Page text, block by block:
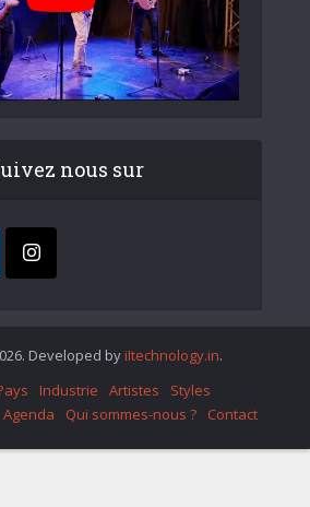
nous sur
Developed by iItechnology.in.
Industrie Artistes
Styles
Agenda Qui sommes-nous ? Contact